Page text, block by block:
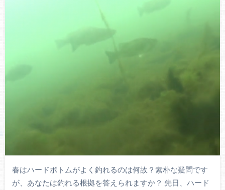
春はハードボトムがよく釣れるのは何故？素朴な疑問です
が、あなたは釣れる根拠を答えられますか？ 先日、ハード